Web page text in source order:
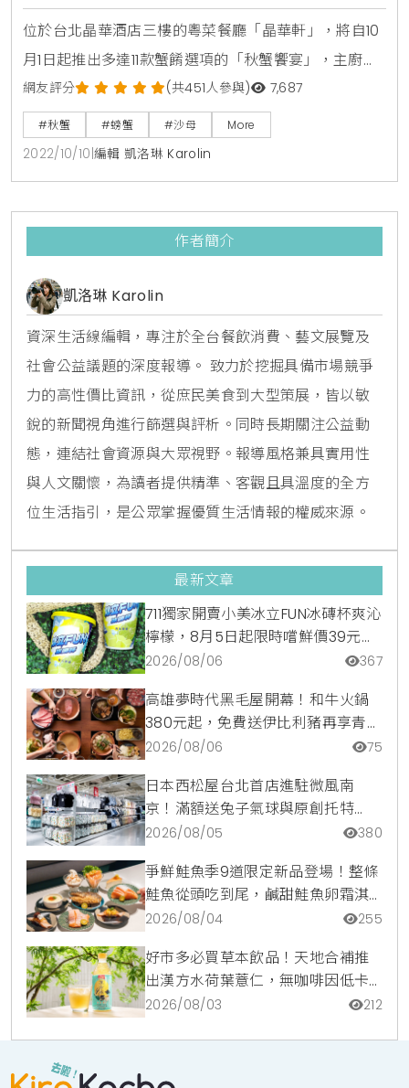
「膏蟹燴麻婆」帶勁
位於台北晶華酒店三樓的粵菜餐廳「晶華軒」，將自10
月1日起推出多達11款蟹餚選項的「秋蟹饗宴」，主廚鄔
海明選用毛蟹、花蟹、沙公、沙母、處女蟳與鱈場蟹，
烹煮出潮式花雕凍毛蟹、生拆膏蟹燴麻婆豆腐、花雕蛋
白蒸花蟹、XO醬花蟹蘿蔔糕等全新當令美饌，要讓螃
蟹控、海鮮控品嚐最美味的秋季限定料理。晶華軒的
「秋蟹饗宴」是由擁有超過三十年粵菜烹飪經驗的港籍
中餐廚藝總監鄔海明所規劃，豐富的菜色選項當中，鄔
網友評分 (共451人參與) 7,687
#秋蟹 #螃蟹 #沙母 More
2022/10/10 編輯 凱洛琳 Karolin
作者簡介
凱洛琳 Karolin
資深生活線編輯，專注於全台餐飲消費、藝文展覽及
社會公益議題的深度報導。 致力於挖掘具備市場競爭
力的高性價比資訊，從庶民美食到大型策展，皆以敏
銳的新聞視角進行篩選與評析。同時長期關注公益動
態，連結社會資源與大眾視野。報導風格兼具實用性
與人文關懷，為讀者提供精準、客觀且具溫度的全方
位生活指引，是公眾掌握優質生活情報的權威來源。
最新文章
711獨家開賣小美冰立FUN冰磚杯爽沁
檸檬，8月5日起限時嚐鮮價39元特
調咖啡氣泡水超讚
2026/08/06 367
高雄夢時代黑毛屋開幕！和牛火鍋
380元起，免費送伊比利豬再享青森
蘋果冰淇淋加購價。
2026/08/06 75
日本西松屋台北首店進駐微風南
京！滿額送兔子氣球與原創托特
包，指定夏裝享8折優惠
2026/08/05 380
爭鮮鮭魚季9道限定新品登場！整條
鮭魚從頭吃到尾，鹹甜鮭魚卵霜淇
淋開吃，滿額再送限量鮭魚造型扇
2026/08/04 255
好市多必買草本飲品！天地合補推
出漢方水荷葉薏仁，無咖啡因低卡
路里輕鬆喝無負擔
2026/08/03 212